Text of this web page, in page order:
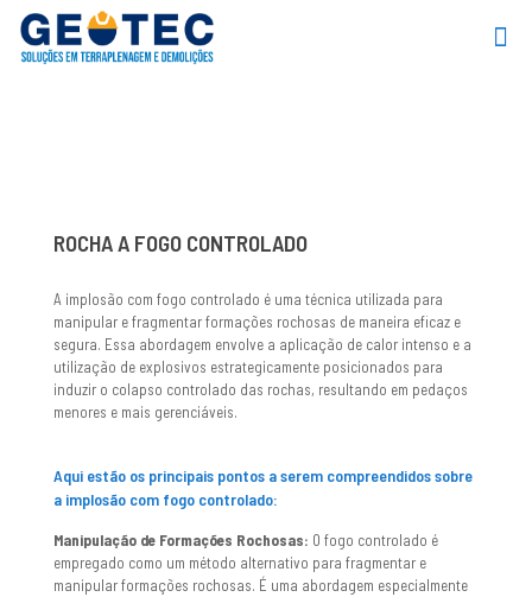
ROCHA A FOGO CONTROLADO
A implosão com fogo controlado é uma técnica utilizada para
manipular e fragmentar formações rochosas de maneira eficaz e
segura. Essa abordagem envolve a aplicação de calor intenso e a
utilização de explosivos estrategicamente posicionados para
induzir o colapso controlado das rochas, resultando em pedaços
menores e mais gerenciáveis.
Aqui estão os principais pontos a serem compreendidos sobre
a implosão com fogo controlado:
Manipulação de Formações Rochosas: O fogo controlado é
empregado como um método alternativo para fragmentar e
manipular formações rochosas. É uma abordagem especialmente